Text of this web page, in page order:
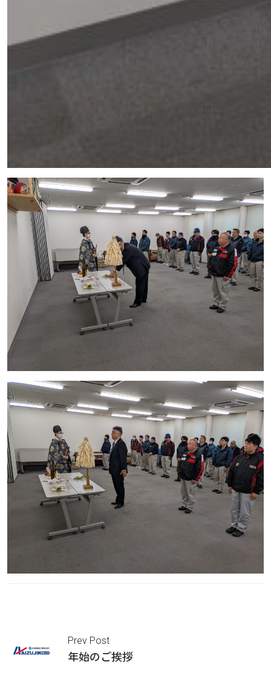
Prev Post
年始のご挨拶